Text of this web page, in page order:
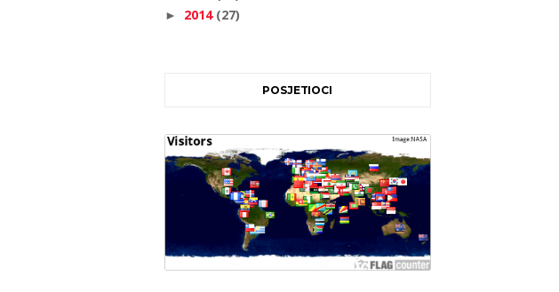
► 2014 (27)
POSJETIOCI